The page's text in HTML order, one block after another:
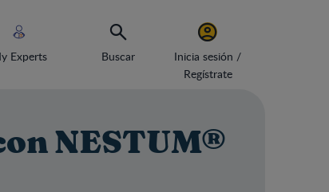
Experts Buscar
Inicia sesión /
Regístrate
NESTUM®